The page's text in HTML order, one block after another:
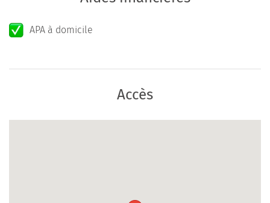
APA à domicile
Accès